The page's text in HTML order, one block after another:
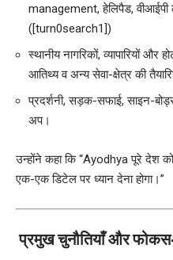
management, हेलिपैड, वीआईपी
([turn0search1])
स्थानीय नागरिकों, व्यापारियों और
आतिथ्य व अन्य सेवा-क्षेत्र की
प्रदर्शनी, सड़क-सफाई, साइन-
अप।
उन्होंने कहा कि “Ayodhya पूरे देश
एक-एक डिटेल पर ध्यान देना होगा।”
प्रमुख चुनौतियाँ और